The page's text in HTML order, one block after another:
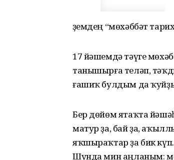
Үҙемдең “мөхәббәт
17 йәшемдә тәүге
танышыр­ға теләп,
ғашиҡ булдым да
Бер дөйөм ятаҡта
матур ҙа, бай ҙа,
яҡшыраҡтар ҙа бик
Шунда мин аңланым: